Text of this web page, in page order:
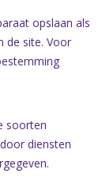
opslaan als
de site. Voor
soorten
diensten